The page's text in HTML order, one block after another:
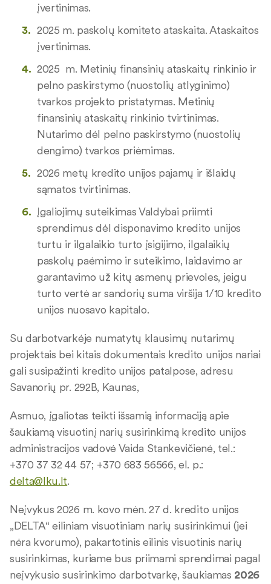
įvertinimas.
2025 m. paskolų komiteto ataskaita. Ataskaitos
įvertinimas.
2025 m. Metinių finansinių ataskaitų rinkinio ir
pelno paskirstymo (nuostolių atlyginimo)
tvarkos projekto pristatymas. Metinių
finansinių ataskaitų rinkinio tvirtinimas.
Nutarimo dėl pelno paskirstymo (nuostolių
dengimo) tvarkos priėmimas.
2026 metų kredito unijos pajamų ir išlaidų
sąmatos tvirtinimas.
Įgaliojimų suteikimas Valdybai priimti
sprendimus dėl disponavimo kredito unijos
turtu ir ilgalaikio turto įsigijimo, ilgalaikių
paskolų paėmimo ir suteikimo, laidavimo ar
garantavimo už kitų asmenų prievoles, jeigu
turto vertė ar sandorių suma viršija 1/10 kredito
unijos nuosavo kapitalo.
Su darbotvarkėje numatytų klausimų nutarimų
projektais bei kitais dokumentais kredito unijos nariai
gali susipažinti kredito unijos patalpose, adresu
Savanorių pr. 292B, Kaunas,
Asmuo, įgaliotas teikti išsamią informaciją apie
šaukiamą visuotinį narių susirinkimą kredito unijos
administracijos vadovė Vaida Stankevičienė, tel.:
+370 37 32 44 57; +370 683 56566, el. p.:
delta@lku.lt.
Neįvykus 2026 m. kovo mėn. 27 d. kredito unijos
„DELTA“ eiliniam visuotiniam narių susirinkimui (jei
nėra kvorumo), pakartotinis eilinis visuotinis narių
susirinkimas, kuriame bus priimami sprendimai pagal
neįvykusio susirinkimo darbotvarkę, šaukiamas 2026